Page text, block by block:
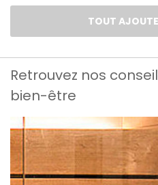
TOUT
Retrouvez nos
bien-être